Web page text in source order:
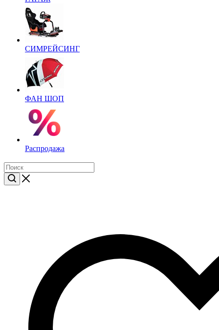
СИМРЕЙСИНГ
ФАН ШОП
Распродажа